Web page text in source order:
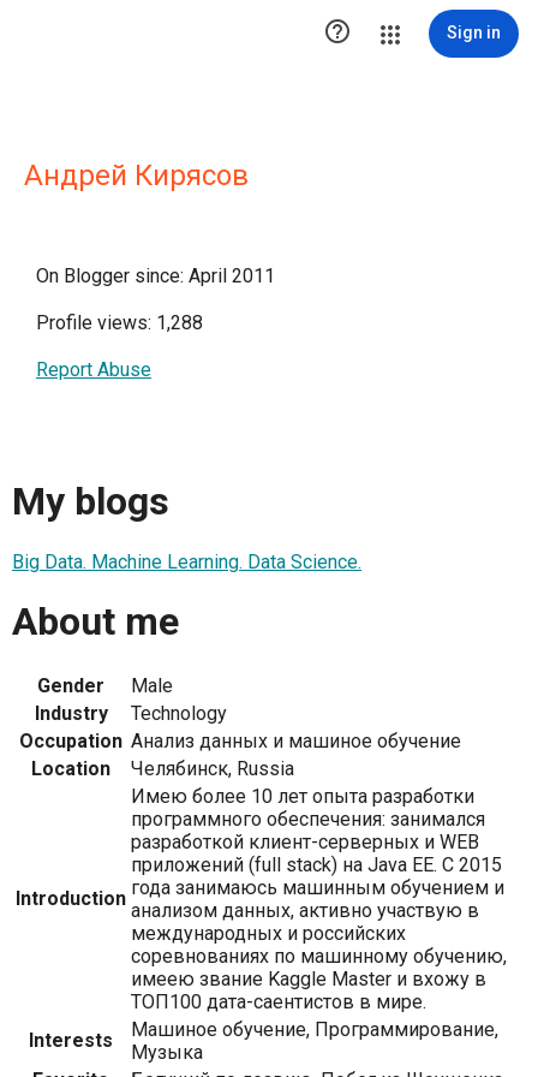
 Sign in
Андрей Кирясов
On Blogger since: April 2011
Profile views: 1,288
Report Abuse
My blogs
Big Data. Machine Learning. Data Science.
About me
Gender
Male
Industry
Technology
Occupation Анализ данных и машиное обучение
Location
Челябинск, Russia
Introduction
Имею более 10 лет опыта разработки
программного обеспечения: занимался
разработкой клиент-серверных и WEB
приложений (full stack) на Java EE. С 2015
года занимаюсь машинным обучением и
анализом данных, активно участвую в
международных и российских
соревнованиях по машинному обучению,
имеею звание Kaggle Master и вхожу в
ТОП100 дата-саентистов в мире.
Interests
Машиное обучение, Программирование,
Музыка